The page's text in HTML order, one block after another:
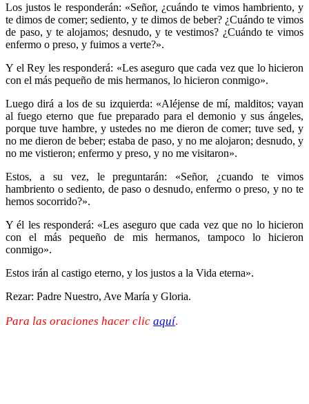
Los justos le responderán: «Señor, ¿cuándo te vimos hambriento, y
te dimos de comer; sediento, y te dimos de beber? ¿Cuándo te vimos
de paso, y te alojamos; desnudo, y te vestimos? ¿Cuándo te vimos
enfermo o preso, y fuimos a verte?».
Y el Rey les responderá: «Les aseguro que cada vez que lo hicieron
con el más pequeño de mis hermanos, lo hicieron conmigo».
Luego dirá a los de su izquierda: «Aléjense de mí, malditos; vayan
al fuego eterno que fue preparado para el demonio y sus ángeles,
porque tuve hambre, y ustedes no me dieron de comer; tuve sed, y
no me dieron de beber; estaba de paso, y no me alojaron; desnudo, y
no me vistieron; enfermo y preso, y no me visitaron».
Estos, a su vez, le preguntarán: «Señor, ¿cuando te vimos
hambriento o sediento, de paso o desnudo, enfermo o preso, y no te
hemos socorrido?».
Y él les responderá: «Les aseguro que cada vez que no lo hicieron
con el más pequeño de mis hermanos, tampoco lo hicieron
conmigo».
Estos irán al castigo eterno, y los justos a la Vida eterna».
Rezar: Padre Nuestro, Ave María y Gloria.
Para las oraciones hacer clic aquí.